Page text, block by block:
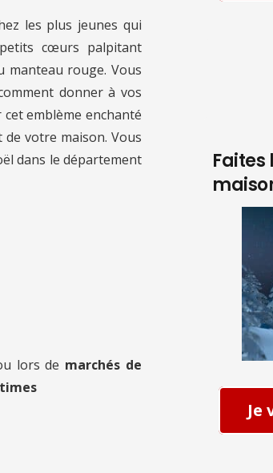
les plus jeunes qui
cœurs palpitant
manteau rouge. Vous
donner à vos
emblème enchanté
de votre maison. Vous
dans le département
lors de marchés de
Faites
Je